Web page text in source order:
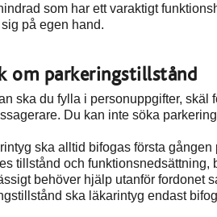
som har ett varaktigt
på egen hand.
om parkeringstillstånd
ska du fylla i personuppgifter,
Du kan inte söka
ska alltid bifogas första
tillstånd och funktionsnedsättning,
behöver hjälp utanför fordonet
ska läkarintyg endast